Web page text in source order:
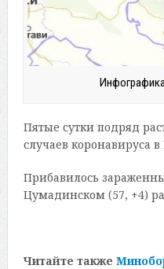
Пятые сутки подряд
случаев коронавируса
Прибавилось
Цумадинском (57, +4)
Читайте также